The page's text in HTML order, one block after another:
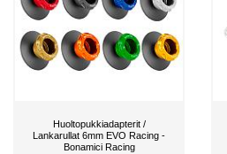
Huoltopukkiadapterit /
Lankarullat 6mm EVO Racing -
Bonamici Racing